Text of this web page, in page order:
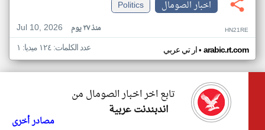
اخبار الصومال
Politics
Jul 10, 2026
منذ ٢٧ يوم HN21RE
ار تي عربي• arabic.rt.com عدد الكلمات: ١٢٤ ميديا: ١
تابع اخر اخبار الصومال من
اندبندنت عربية
مصادر أخرى